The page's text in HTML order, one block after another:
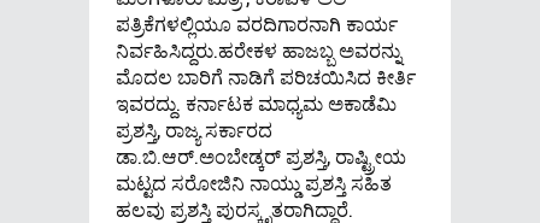
ಪತ್ರಿಕೆಗಳಲ್ಲಿಯೂ ವರದಿಗಾರನಾಗಿ ಕಾರ್ಯ
ನಿರ್ವಹಿಸಿದ್ದರು.ಹರೇಕಳ ಹಾಜಬ್ಬ ಅವರನ್ನು
ಮೊದಲ ಬಾರಿಗೆ ನಾಡಿಗೆ ಪರಿಚಯಿಸಿದ ಕೀರ್ತಿ
ಇವರದ್ದು. ಕರ್ನಾಟಕ ಮಾಧ್ಯಮ ಅಕಾಡೆಮಿ
ಪ್ರಶಸ್ತಿ, ರಾಜ್ಯ ಸರ್ಕಾರದ
ಡಾ.ಬಿ.ಆರ್.ಅಂಬೇಡ್ಕರ್ ಪ್ರಶಸ್ತಿ, ರಾಷ್ಟ್ರೀಯ
ಮಟ್ಟದ ಸರೋಜಿನಿ ನಾಯ್ಡು ಪ್ರಶಸ್ತಿ ಸಹಿತ
ಹಲವು ಪ್ರಶಸ್ತಿ ಪುರಸ್ಕೃತರಾಗಿದ್ದಾರೆ.